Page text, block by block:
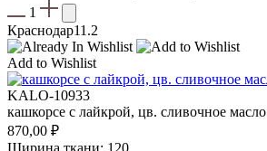
1
Краснодар11.2
Add to Wishlist
KALO-10933
кашкорсе с лайкрой, цв. сливочное масло
870,00 ₽